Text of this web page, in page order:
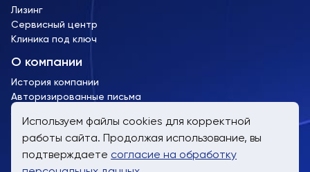
Лизинг
Сервисный центр
Клиника под ключ
О компании
История компании
Авторизированные письма
пн-пт, 9:00 до 19:00
8 (800) 707-61-24
Используем файлы cookies для корректной
работы сайта. Продолжая использование, вы
подтверждаете согласие на обработку